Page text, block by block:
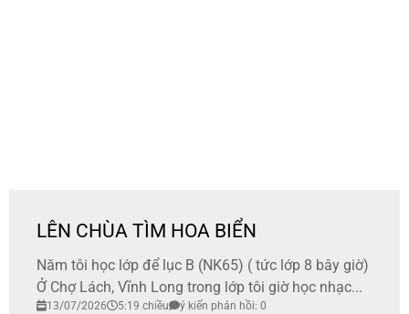
LÊN CHÙA TÌM HOA BIỂN
Năm tôi học lớp để lục B (NK65) ( tức lớp 8 bây giờ)
Ở Chợ Lách, Vĩnh Long trong lớp tôi giờ học nhạc...
13/07/2026 5:19 chiều ý kiến phản hồi: 0